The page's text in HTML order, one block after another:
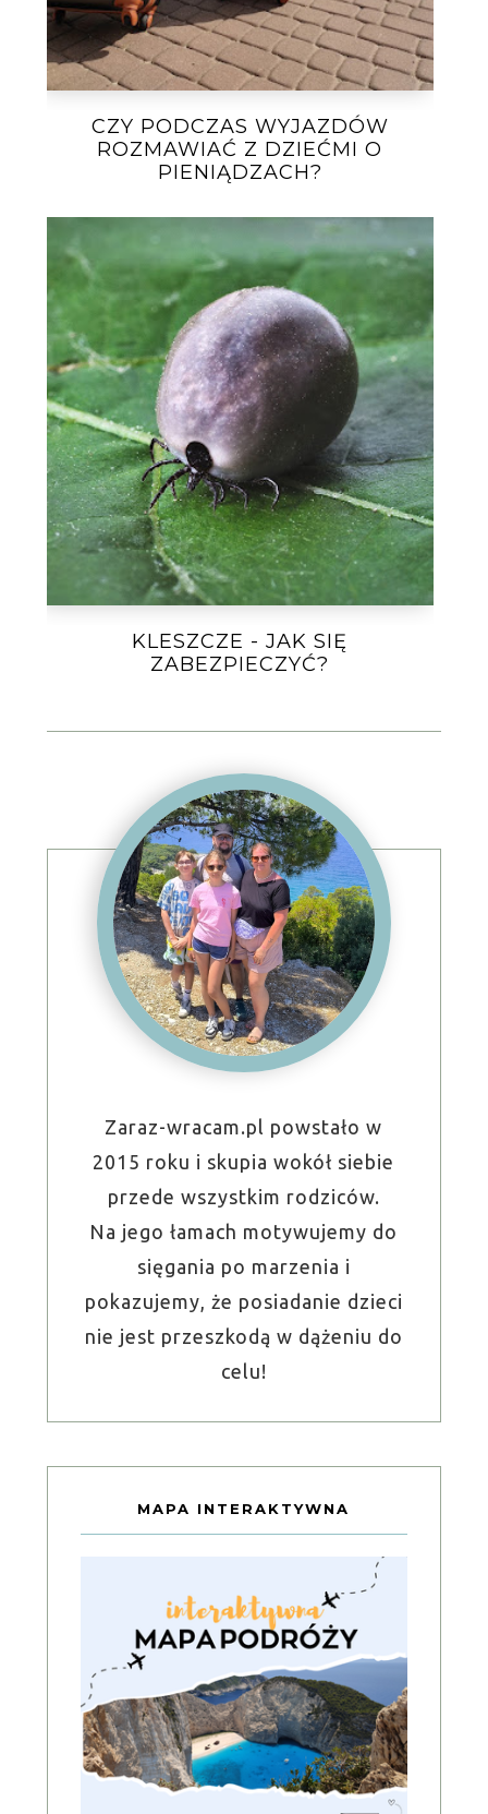
CZY PODCZAS WYJAZDÓW
ROZMAWIAĆ Z DZIEĆMI O
PIENIĄDZACH?
KLESZCZE - JAK SIĘ
ZABEZPIECZYĆ?
Zaraz-wracam.pl powstało w
2015 roku i skupia wokół siebie
przede wszystkim rodziców.
Na jego łamach motywujemy do
sięgania po marzenia i
pokazujemy, że posiadanie dzieci
nie jest przeszkodą w dążeniu do
celu!
MAPA INTERAKTYWNA